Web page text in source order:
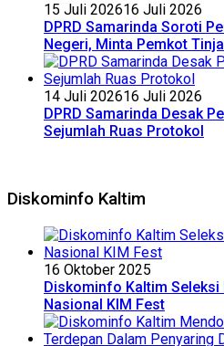
15 Juli 202616 Juli 2026
DPRD Samarinda Soroti
Negeri, Minta Pemkot
14 Juli 202616 Juli 2026
DPRD Samarinda Desak
Sejumlah Ruas Protokol
Diskominfo Kaltim
16 Oktober 2025
Diskominfo Kaltim Seleksi
Nasional KIM Fest